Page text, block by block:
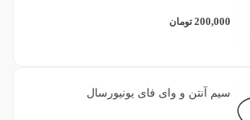
200,000 تومان
سیم آنتن و وای فای یونیورسال